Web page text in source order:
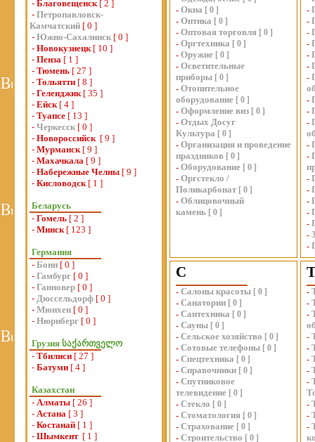
- Благовещенск[ 2 ]
- Петропавловск-
Камчатский [ 0 ]
- Южно-Сахалинск [ 0 ]
- Новокузнецк[ 10 ]
- Пенза [ 1 ]
- Тюмень [ 27 ]
- Тольятти [ 8 ]
- Геленджик[ 35 ]
- Ейск[ 4 ]
- Туапсе [ 13 ]
- Черкесск [ 0 ]
- Новороссийск [ 9 ]
- Мурманск[ 9 ]
- Махачкала [ 9 ]
- Набережные Челны [ 9 ]
- Кисловодск[ 1 ]
Беларусь
- Гомель [ 2 ]
- Минск[ 123 ]
Германия
- Бонн [ 0 ]
- Гамбург [ 0 ]
- Ганновер [ 0 ]
- Дюссельдорф [ 0 ]
- Мюнхен [ 0 ]
- Нюрнберг [ 0 ]
Грузия საქართველო
- Тбилиси [ 27 ]
- Батуми [ 4 ]
Казахстан
- Алматы [ 26 ]
- Астана [ 3 ]
- Костанай [ 1 ]
- Шымкент [ 1 ]
- Окна [ 0 ]
- Оптика [ 0 ]
- Оптовая торговля [ 0 ]
- Оргтехника [ 0 ]
- Оружие [ 0 ]
- Осветительные
приборы [ 0 ]
- Отопительное
оборудование [ 0 ]
- Оформление виз [ 0 ]
- Отдых Досуг
Культура [ 0 ]
- Организация и проведение
праздников [ 0 ]
- Оборудование [ 0 ]
- Оргстекло /
Поликарбонат [ 0 ]
- Облицовочный
камень [ 0 ]
-
-
-
-
-
-
-
-
-
-
-
-
-
-
-
-
-
-
-
С
- Салоны красоты [ 0 ]
- Санатории [ 0 ]
- Сантехника [ 0 ]
- Сауны [ 0 ]
- Сельское хозяйство [ 0 ]
- Сотовые телефоны [ 0 ]
- Спецтехника [ 0 ]
- Справочники [ 0 ]
- Спутниковое
телевидение [ 0 ]
- Стекло [ 0 ]
- Стоматология [ 0 ]
- Страхование [ 0 ]
- Строительство [ 0 ]
-
-
-
-
-
-
-
-
-
-
-